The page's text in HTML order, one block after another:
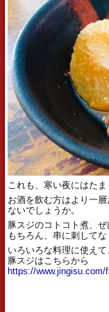
これも、寒い夜にはたま
お酒を飲む方はより一
ないでしょうか。
豚スジのコトコト煮、ぜ
もちろん、串に刺して
いろいろな料理に使え
豚スジはこちらから
https://